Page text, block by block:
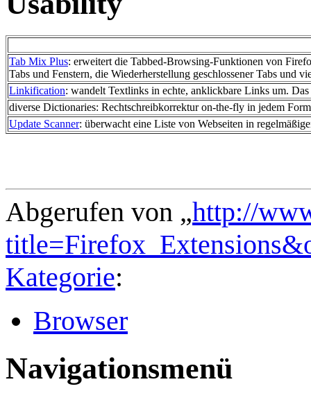
Tab Mix Plus: erweitert die Tabbed-Browsing-Funktionen von
Tabs und Fenstern, die Wiederherstellung geschlossener Tabs und
Linkification: wandelt Textlinks in echte, anklickbare Links um.
diverse Dictionaries: Rechtschreibkorrektur on-the-fly in jedem
Update Scanner: überwacht eine Liste von Webseiten in
Abgerufen von „http://
Kategorie:
Browser
Navigationsmenü